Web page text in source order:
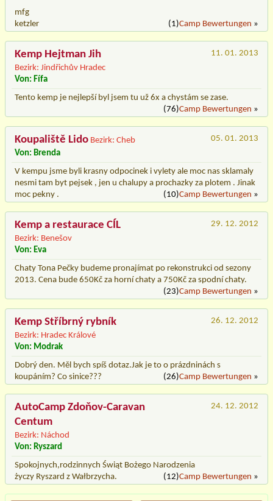
mfg
ketzler
(1)Camp Bewertungen »
Kemp Hejtman Jih
Bezirk: Jindřichův Hradec
11. 01. 2013
Von: Fífa
Tento kemp je nejlepší byl jsem tu už 6x a chystám se zase.
(76)Camp Bewertungen »
Koupaliště Lido Bezirk: Cheb
05. 01. 2013
Von: Brenda
V kempu jsme byli krasny odpocinek i vylety ale moc nas sklamaly
nesmi tam byt pejsek , jen u chalupy a prochazky za plotem . Jinak
moc pekny .
(10)Camp Bewertungen »
Kemp a restaurace CÍL
Bezirk: Benešov
29. 12. 2012
Von: Eva
Chaty Tona Pečky budeme pronajímat po rekonstrukci od sezony
2013. Cena bude 650Kč za horní chaty a 750Kč za spodní chaty.
(23)Camp Bewertungen »
Kemp Stříbrný rybník
Bezirk: Hradec Králové
26. 12. 2012
Von: Modrak
Dobrý den. Měl bych spíš dotaz.Jak je to o prázdninách s
koupáním? Co sinice???
(26)Camp Bewertungen »
AutoCamp Zdoňov-Caravan
Centum
Bezirk: Náchod
24. 12. 2012
Von: Ryszard
Spokojnych,rodzinnych Świąt Bożego Narodzenia
życzy Ryszard z Wałbrzycha.
(12)Camp Bewertungen »